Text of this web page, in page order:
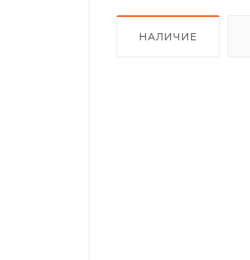
НАЛИЧИЕ